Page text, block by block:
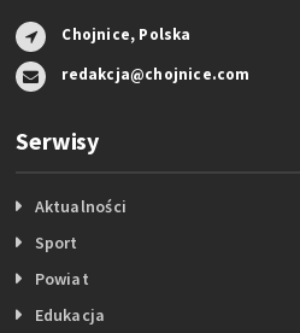
Chojnice, Polska
redakcja@chojnice.com
Serwisy
Aktualności
Sport
Powiat
Edukacja